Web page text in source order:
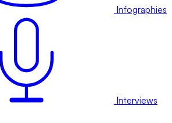
Infographies
Interviews